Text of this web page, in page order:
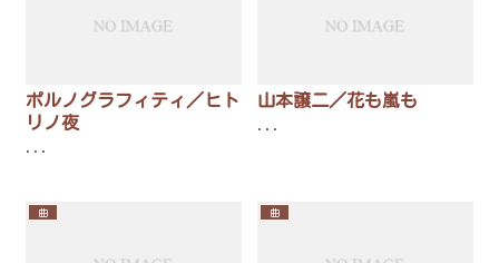
ポルノグラフィティ／ヒト
リノ夜
...
山本譲二／花も嵐も
...
曲 曲